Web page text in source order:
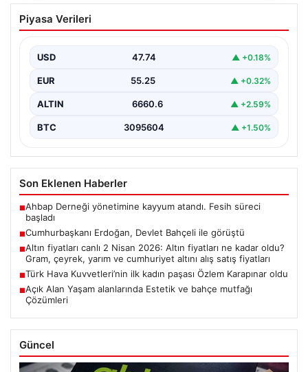
Cumhurbaşkanı Erdoğan, Devlet
Bahçeli ile görüştü
Piyasa Verileri
USD 47.74 ▲ +0.18%
EUR 55.25 ▲ +0.32%
ALTIN 6660.6 ▲ +2.59%
BTC 3095604 ▲ +1.50%
Son Eklenen Haberler
■Ahbap Derneği yönetimine kayyum atandı. Fesih süreci
başladı
■Cumhurbaşkanı Erdoğan, Devlet Bahçeli ile görüştü
■Altın fiyatları canlı 2 Nisan 2026: Altın fiyatları ne kadar oldu?
Gram, çeyrek, yarım ve cumhuriyet altını alış satış fiyatları
■Türk Hava Kuvvetleri’nin ilk kadın paşası Özlem Karapınar oldu
■Açık Alan Yaşam alanlarında Estetik ve bahçe mutfağı
Çözümleri
Güncel